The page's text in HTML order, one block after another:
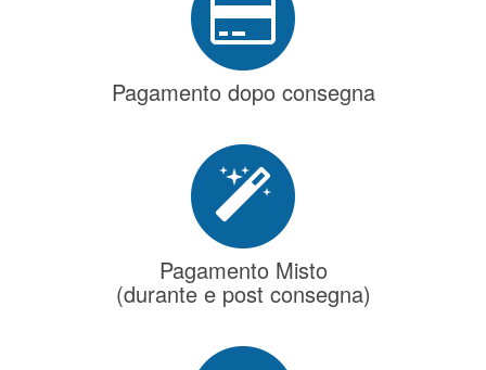
Pagamento dopo consegna
Pagamento Misto
(durante e post consegna)